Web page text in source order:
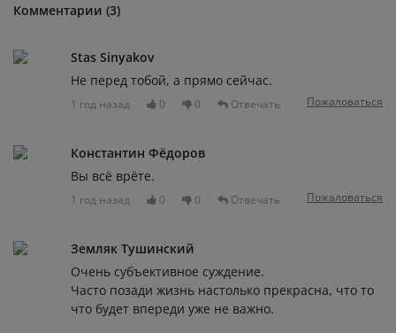
Комментарии (3)
Stas Sinyakov
Не перед тобой, а прямо сейчас.
1 год назад 0 0 Отвечать Пожаловаться
Константин Фёдоров
Вы всё врёте.
1 год назад 0 0 Отвечать Пожаловаться
Земляк Тушинский
Очень субъективное суждение.
Часто позади жизнь настолько прекрасна, что то
что будет впереди уже не важно.